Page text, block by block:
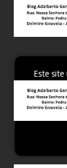
Este
fornecer
você